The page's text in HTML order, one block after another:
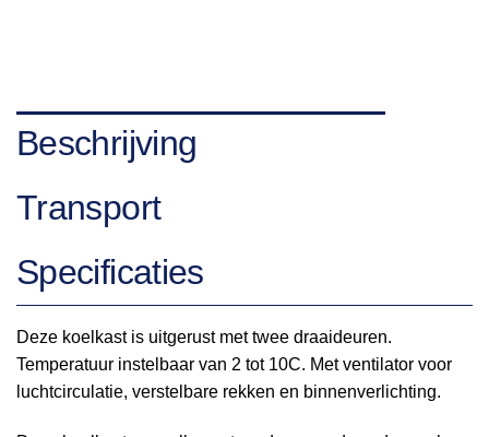
Beschrijving
Transport
Specificaties
Deze koelkast is uitgerust met twee draaideuren.
Temperatuur instelbaar van 2 tot 10C. Met ventilator voor
luchtcirculatie, verstelbare rekken en binnenverlichting.